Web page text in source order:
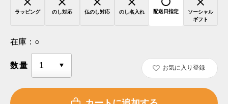
ラッピング のし対応 仏のし対応 のし名入れ 配送日指定
ソーシャル
ギフト
在庫： ○
数量 お気に入り登録